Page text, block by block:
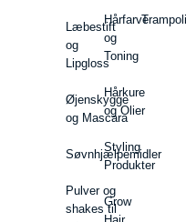
Læbestift
og
Lipgloss
Øjenskygge
og Mascara
Søvnhjælpemidler
Pulver og
shakes til
Hårfarve
og
Toning
Hårkure
og Olier
Styling
Produkter
Grow